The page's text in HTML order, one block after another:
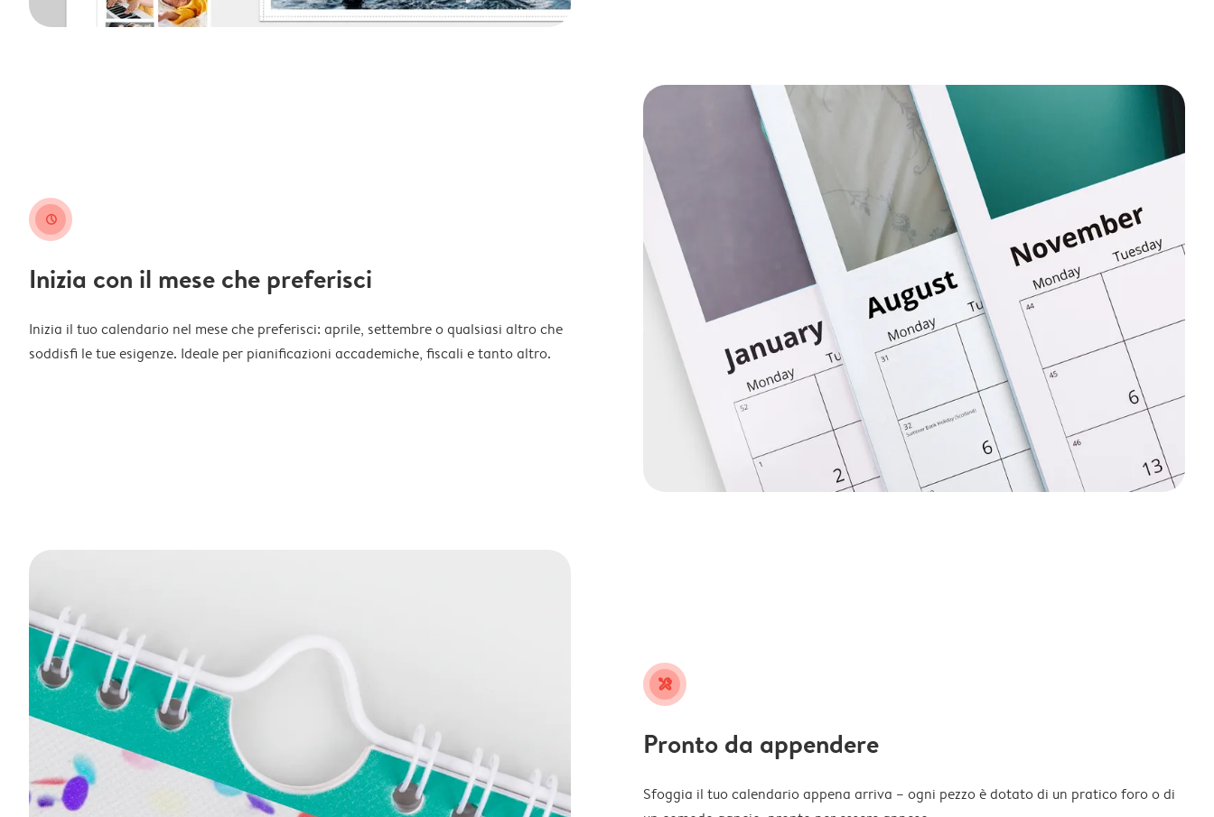
clock
Inizia con il mese che preferisci
Inizia il tuo calendario nel mese che preferisci: aprile, settembre o qualsiasi altro che
soddisfi le tue esigenze. Ideale per pianificazioni accademiche, fiscali e tanto altro.
tools
Pronto da appendere
Sfoggia il tuo calendario appena arriva – ogni pezzo è dotato di un pratico foro o di